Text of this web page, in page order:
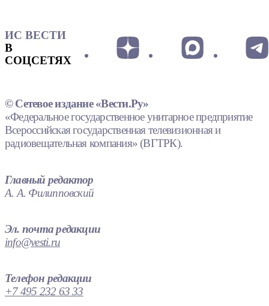
ИС ВЕСТИ
В
СОЦСЕТЯХ
© Сетевое издание «Вести.Ру»
«Федеральное государственное унитарное предприятие
Всероссийская государственная телевизионная и
радиовещательная компания» (ВГТРК).
Главный редактор
А. А. Филипповский
Эл. почта редакции
info@vesti.ru
Телефон редакции
+7 495 232 63 33